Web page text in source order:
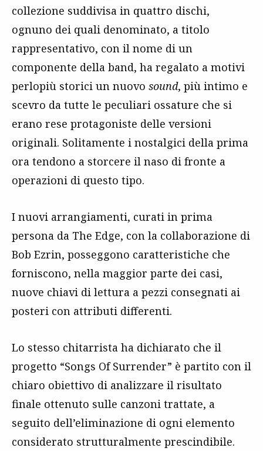
collezione suddivisa in quattro dischi,
ognuno dei quali denominato, a titolo
rappresentativo, con il nome di un
componente della band, ha regalato a motivi
perlopiù storici un nuovo sound, più intimo e
scevro da tutte le peculiari ossature che si
erano rese protagoniste delle versioni
originali. Solitamente i nostalgici della prima
ora tendono a storcere il naso di fronte a
operazioni di questo tipo.
I nuovi arrangiamenti, curati in prima
persona da The Edge, con la collaborazione di
Bob Ezrin, posseggono caratteristiche che
forniscono, nella maggior parte dei casi,
nuove chiavi di lettura a pezzi consegnati ai
posteri con attributi differenti.
Lo stesso chitarrista ha dichiarato che il
progetto “Songs Of Surrender” è partito con il
chiaro obiettivo di analizzare il risultato
finale ottenuto sulle canzoni trattate, a
seguito dell’eliminazione di ogni elemento
considerato strutturalmente prescindibile.